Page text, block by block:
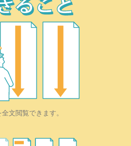
文閲覧できます。